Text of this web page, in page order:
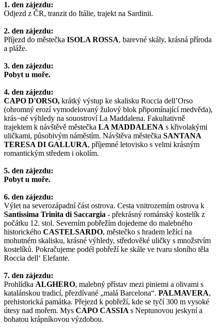
1. den zájezdu:
Odjezd z ČR, tranzit do Itálie, trajekt na Sardinii.
2. den zájezdu:
Příjezd do městečka ISOLA ROSSA, barevné skály, krásná příroda
a pláže.
3. den zájezdu:
Pobyt u moře.
4. den zájezdu:
CAPO D'ORSO, krátký výstup ke skalisku Roccia dell’Orso
(ohromný erozí vymodelovaný žulový blok připomínající medvěda),
krás¬né výhledy na souostroví La Maddalena. Fakultativně
trajektem k návštěvě městečka LA MADDALENA s křivolakými
uličkami, působivým náměstím. Návštěva městečka SANTANA
TERESA DI GALLURA, příjemné letovisko s velmi krásným
romantickým středem i okolím.
5. den zájezdu:
Pobyt u moře.
6. den zájezdu:
Výlet na severozápadní část ostrova. Cesta vnitrozemím ostrova k
Santissima Trinita di Saccargia - překrásný románský kostelík z
počátku 12. stol. Severním pobřežím dojedeme do malebného
historického CASTELSARDO, městečko s hradem ležící na
mohutném skalisku, krásné výhledy, středověké uličky s množstvím
kostelíků. Pokračujeme podél pobřeží ke skále ve tvaru sloního těla
Roccia dell‘ Elefante.
7. den zájezdu:
Prohlídka ALGHERO, malebný přístav mezi piniemi a olivami s
katalánskou tradicí, přezdívané „malá Barcelona“. PALMAVERA,
prehistorická památka. Přejezd k pobřeží, kde se tyčí 300 m vysoké
útesy nad mořem. Mys CAPO CASSIA s Neptunovou jeskyní a
bohatou krápníkovou výzdobou.